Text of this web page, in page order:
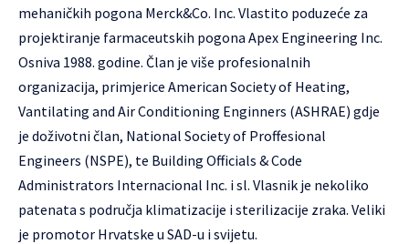
mehaničkih pogona Merck&Co. Inc. Vlastito poduzeće za
projektiranje farmaceutskih pogona Apex Engineering Inc.
Osniva 1988. godine. Član je više profesionalnih
organizacija, primjerice American Society of Heating,
Vantilating and Air Conditioning Enginners (ASHRAE) gdje
je doživotni član, National Society of Proffesional
Engineers (NSPE), te Building Officials & Code
Administrators Internacional Inc. i sl. Vlasnik je nekoliko
patenata s područja klimatizacije i sterilizacije zraka. Veliki
je promotor Hrvatske u SAD-u i svijetu.